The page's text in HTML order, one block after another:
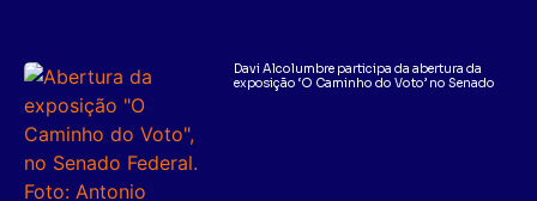
Davi Alcolumbre participa da abertura da
exposição ‘O Caminho do Voto’ no Senado